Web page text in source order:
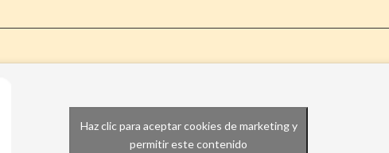
Haz clic para aceptar cookies de marketing y
permitir este contenido